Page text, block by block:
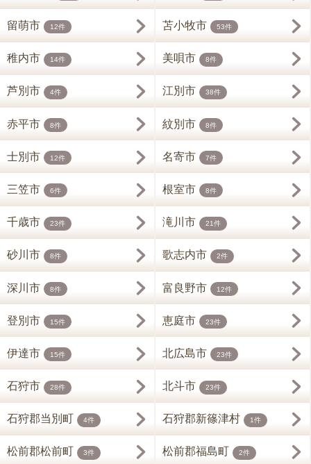
留萌市 12件 苫小牧市 53件
稚内市 14件 美唄市 8件
芦別市 4件 江別市 38件
赤平市 8件 紋別市 8件
士別市 12件 名寄市 7件
三笠市 6件 根室市 8件
千歳市 23件 滝川市 21件
砂川市 8件 歌志内市 2件
深川市 8件 富良野市 12件
登別市 15件 恵庭市 23件
伊達市 15件 北広島市 23件
石狩市 28件 北斗市 23件
石狩郡当別町 4件 石狩郡新篠津村 1件
松前郡松前町 3件 松前郡福島町 2件